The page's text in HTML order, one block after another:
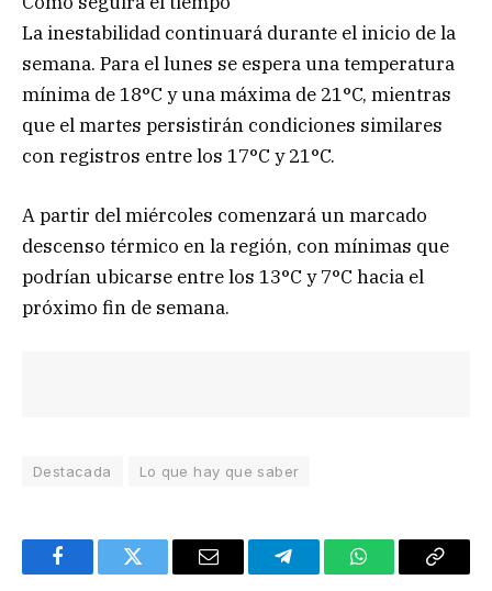
La inestabilidad continuará durante el inicio de la
semana. Para el lunes se espera una temperatura
mínima de 18°C y una máxima de 21°C, mientras
que el martes persistirán condiciones similares
con registros entre los 17°C y 21°C.
A partir del miércoles comenzará un marcado
descenso térmico en la región, con mínimas que
podrían ubicarse entre los 13°C y 7°C hacia el
próximo fin de semana.
Destacada Lo que hay que saber
FacebookTwitter Email TelegramWhatsAppCopy